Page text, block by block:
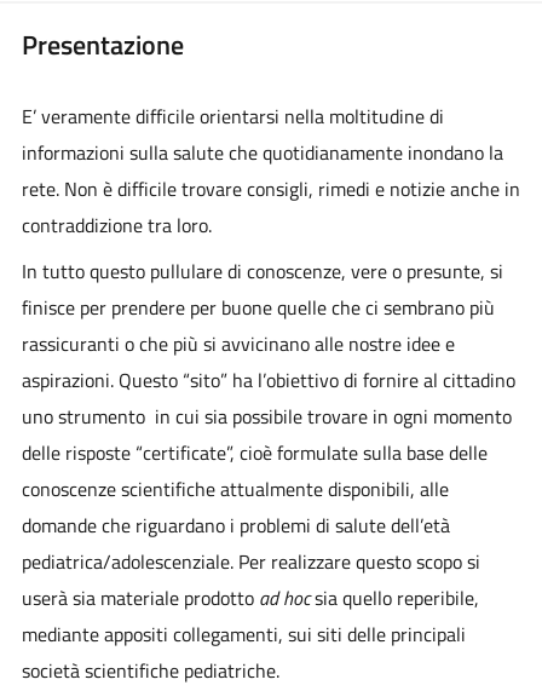
Presentazione
E’ veramente difficile orientarsi nella moltitudine di
informazioni sulla salute che quotidianamente inondano la
rete. Non è difficile trovare consigli, rimedi e notizie anche in
contraddizione tra loro.
In tutto questo pullulare di conoscenze, vere o presunte, si
finisce per prendere per buone quelle che ci sembrano più
rassicuranti o che più si avvicinano alle nostre idee e
aspirazioni. Questo “sito” ha l’obiettivo di fornire al cittadino
uno strumento in cui sia possibile trovare in ogni momento
delle risposte “certificate”, cioè formulate sulla base delle
conoscenze scientifiche attualmente disponibili, alle
domande che riguardano i problemi di salute dell’età
pediatrica/adolescenziale. Per realizzare questo scopo si
userà sia materiale prodotto ad hocsia quello reperibile,
mediante appositi collegamenti, sui siti delle principali
società scientifiche pediatriche.